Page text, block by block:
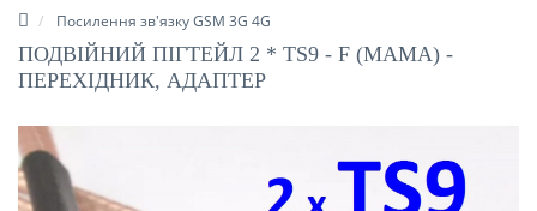
Посилення зв'язку GSM 3G 4G
ПОДВІЙНИЙ ПІГТЕЙЛ 2 * TS9 - F (МАМА) -
ПЕРЕХІДНИК, АДАПТЕР